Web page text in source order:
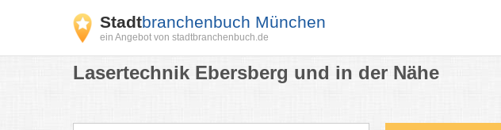
Stadtbranchenbuch München
ein Angebot von stadtbranchenbuch.de
Lasertechnik Ebersberg und in der Nähe